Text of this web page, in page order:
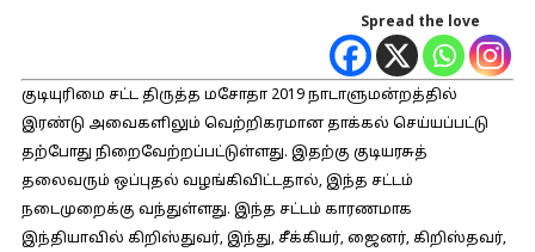
Spread the love
குடியுரிமை சட்ட திருத்த மசோதா 2019 நாடாளுமன்றத்தில்
இரண்டு அவைகளிலும் வெற்றிகரமான தாக்கல் செய்யப்பட்டு
தற்போது நிறைவேற்றப்பட்டுள்ளது. இதற்கு குடியரசுத்
தலைவரும் ஒப்புதல் வழங்கிவிட்டதால், இந்த சட்டம்
நடைமுறைக்கு வந்துள்ளது. இந்த சட்டம் காரணமாக
இந்தியாவில் கிறிஸ்துவர், இந்து, சீக்கியர், ஜைனர், கிறிஸ்தவர்,